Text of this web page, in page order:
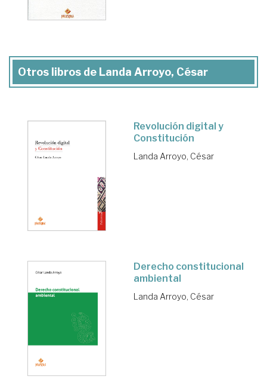
Otros libros de Landa Arroyo, César
Revolución digital y
Constitución
Landa Arroyo, César
Derecho constitucional
ambiental
Landa Arroyo, César